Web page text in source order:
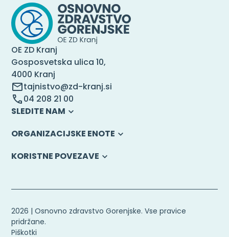
OE ZD Kranj
Gosposvetska ulica 10,
4000 Kranj
tajnistvo@zd-kranj.si
04 208 21 00
SLEDITE NAM
ORGANIZACIJSKE ENOTE
KORISTNE POVEZAVE
2026 | Osnovno zdravstvo Gorenjske. Vse pravice
pridržane.
Piškotki